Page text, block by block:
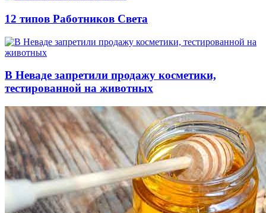
12 типов Работников Света
В Неваде запретили продажу косметики,
тестированной на животных